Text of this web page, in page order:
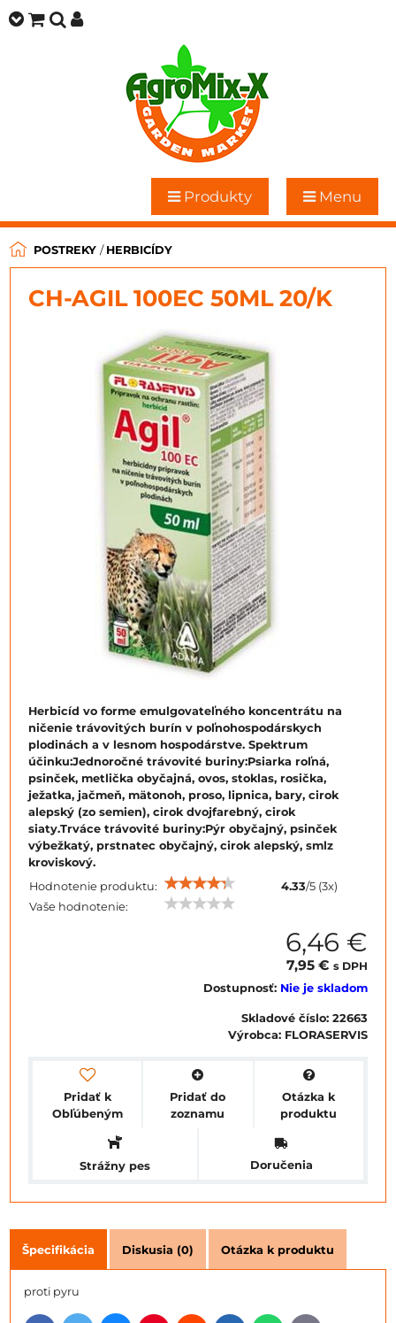
Produkty Menu
POSTREKY / HERBICÍDY
CH-AGIL 100EC 50ML 20/K
Herbicíd vo forme emulgovateľného koncentrátu na
ničenie trávovitých burín v poľnohospodárskych
plodinách a v lesnom hospodárstve. Spektrum
účinku:Jednoročné trávovité buriny:Psiarka roľná,
psinček, metlička obyčajná, ovos, stoklas, rosička,
ježatka, jačmeň, mätonoh, proso, lipnica, bary, cirok
alepský (zo semien), cirok dvojfarebný, cirok
siaty.Trváce trávovité buriny:Pýr obyčajný, psinček
výbežkatý, prstnatec obyčajný, cirok alepský, smlz
kroviskový.
Hodnotenie produktu:
4.33/5 (3x)
Vaše hodnotenie:
6,46 €
7,95 € s DPH
Dostupnosť: Nie je skladom
Skladové číslo: 22663
Výrobca: FLORASERVIS
Pridať k
Obľúbeným
Pridať do
zoznamu
Otázka k
produktu
Strážny pes Doručenia
Špecifikácia Diskusia (0) Otázka k produktu
proti pyru